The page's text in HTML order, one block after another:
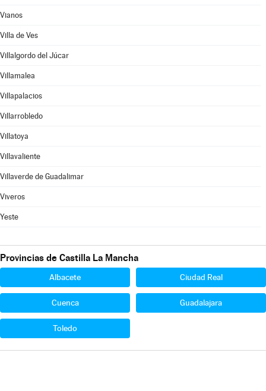
Vianos
Villa de Ves
Villalgordo del Júcar
Villamalea
Villapalacios
Villarrobledo
Villatoya
Villavaliente
Villaverde de Guadalimar
Viveros
Yeste
Provincias de Castilla La Mancha
Albacete Ciudad Real
Cuenca Guadalajara
Toledo